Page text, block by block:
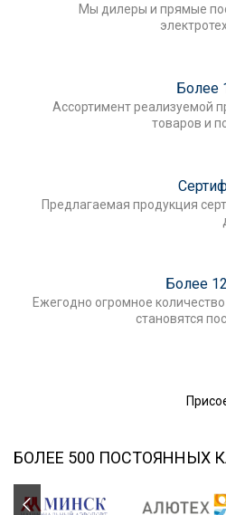
Мы дилеры и прямые
Более
Ассортимент реализуемой
товаров и
Предлагаемая продукция
Более
Ежегодно огромное
становятся
БОЛЕЕ 500 ПОСТОЯННЫХ